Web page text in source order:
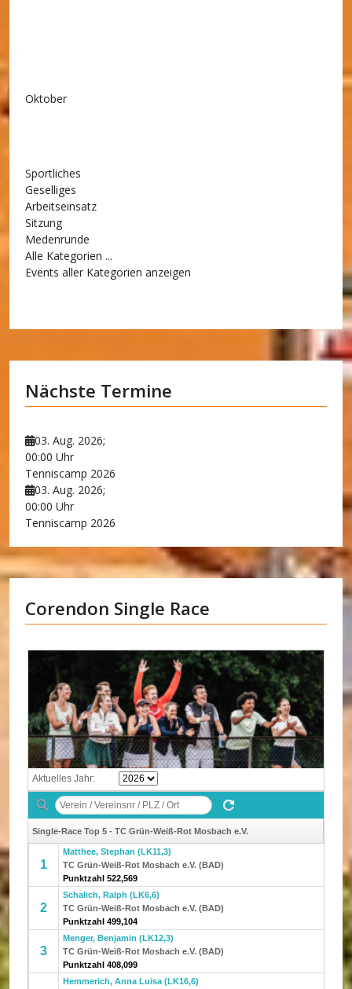
Oktober
Sportliches
Geselliges
Arbeitseinsatz
Sitzung
Medenrunde
Alle Kategorien ...
Events aller Kategorien anzeigen
Nächste Termine
03. Aug. 2026;
00:00 Uhr
Tenniscamp 2026
03. Aug. 2026;
00:00 Uhr
Tenniscamp 2026
Corendon Single Race